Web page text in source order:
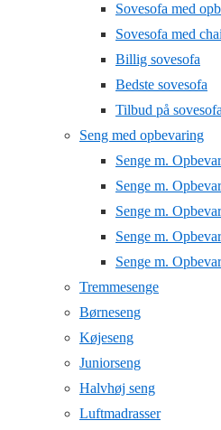
Sovesofa med
Sovesofa med
Billig sovesofa
Bedste sovesofa
Tilbud på
Seng med opbevaring
Senge m.
Senge m.
Senge m.
Senge m.
Senge m.
Tremmesenge
Børneseng
Køjeseng
Juniorseng
Halvhøj seng
Luftmadrasser